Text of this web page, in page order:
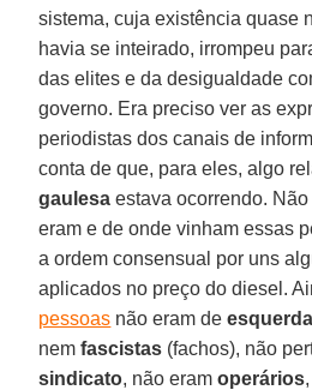
sistema, cuja existência quase
havia se inteirado, irrompeu
das elites e da desigualdade
governo. Era preciso ver as
periodistas dos canais de
conta de que, para eles, algo
gaulesa estava ocorrendo.
eram e de onde vinham essas
a ordem consensual por uns
aplicados no preço do diesel.
pessoas não eram deesquerda
nemfascistas (fachos), não
sindicato, não eramoperários